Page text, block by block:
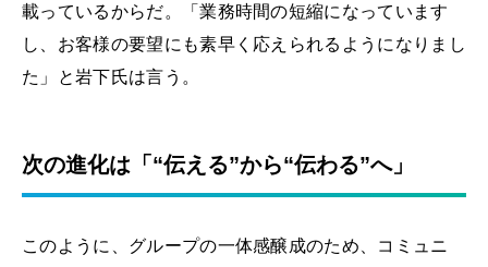
載っているからだ。「業務時間の短縮になっています
し、お客様の要望にも素早く応えられるようになりまし
た」と岩下氏は言う。
次の進化は「“伝える”から“伝わる”へ」
このように、グループの一体感醸成のため、コミュニ